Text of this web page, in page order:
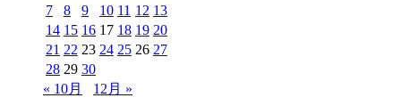
7
8 9 10 11 12 13
14 15 16 17 18 19 20
21 22 23 24 25 26 27
28 29 30
« 10月
12月 »